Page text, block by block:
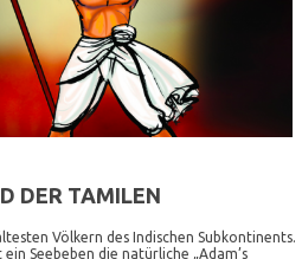
DER TAMILEN
Völkern des Indischen Subkontinents.
Seebeben die natürliche „Adam’s